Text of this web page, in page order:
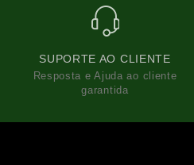
SUPORTE AO CLIENTE
Resposta e Ajuda ao cliente
garantida